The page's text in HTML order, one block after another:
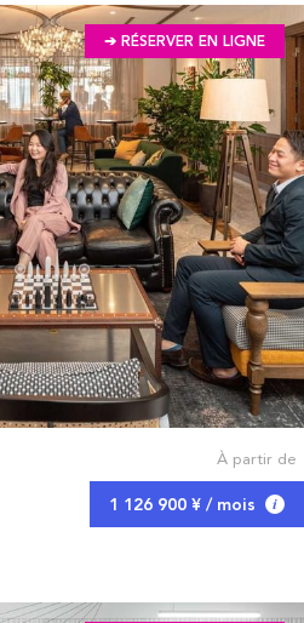
➔ RÉSERVER EN LIGNE
À partir de
1 126 900 ¥ / mois